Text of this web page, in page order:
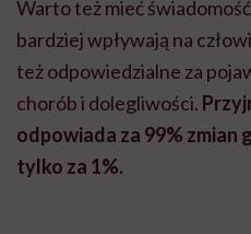
Warto też mieć
bardziej wpływają na
też odpowiedzialne za
chorób i dolegliwości.
odpowiada za 99% zmian
tylko za 1%.